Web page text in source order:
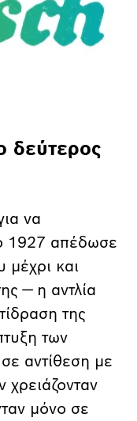
δεύτερος
να
1927 απέδωσε
μέχρι και
— η αντλία
της
των
αντίθεση με
χρειάζονταν
μόνο σε